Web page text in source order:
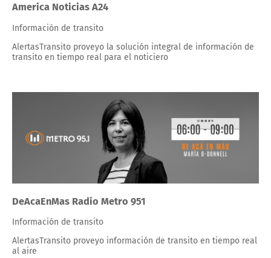
America Noticias A24
Información de transito
AlertasTransito proveyo la solución integral de información de
transito en tiempo real para el noticiero
DeAcaEnMas Radio Metro 951
Información de transito
AlertasTransito proveyo información de transito en tiempo real
al aire